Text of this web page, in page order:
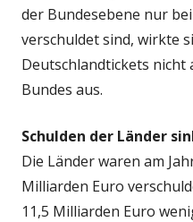
der Bundesebene nur
verschuldet sind, wirkte
Deutschlandtickets nicht
Bundes aus.
Schulden der Länder
Die Länder waren am
Milliarden Euro
11,5 Milliarden Euro